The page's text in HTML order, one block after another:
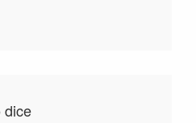
dice